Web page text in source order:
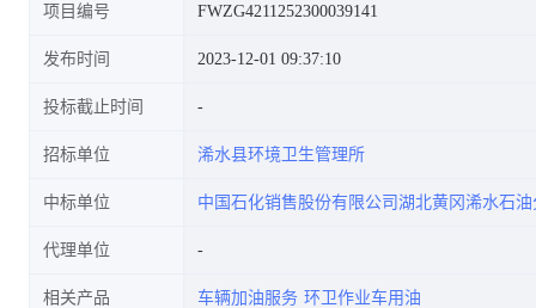
项目编号 FWZG4211252300039141
发布时间 2023-12-01 09:37:10
投标截止时间
招标单位 浠水县环境卫生管理所
中标单位 中国石化销售股份有限公司湖北黄冈浠水石
代理单位
相关产品 车辆加油服务 环卫作业车用油